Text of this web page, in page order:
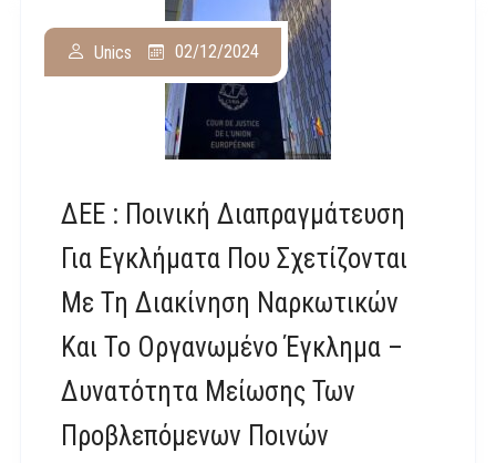
ΔΕΕ : Ποινική Διαπραγμάτευση
Για Εγκλήματα Που Σχετίζονται
Με Τη Διακίνηση Ναρκωτικών
Και Το Οργανωμένο Έγκλημα –
Δυνατότητα Μείωσης Των
Προβλεπόμενων Ποινών
Unics 02/12/2024